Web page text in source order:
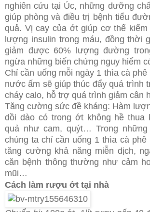
nghiên cứu tại Úc, những dưỡng
giúp phòng và điều trị bệnh tiểu
quả. Vị cay của ớt giúp cơ thể
lượng insulin trong máu, đồng thời
giảm được 60% lượng đường
ngừa những biến chứng nguy hiểm
Chỉ cần uống mỗi ngày 1 thìa cà
nước ấm sẽ giúp thúc đẩy quá trình
cháy calo, hỗ trợ quá trình giảm cân
Tăng cường sức đề kháng: Hàm
dồi dào có trong ớt không hề thua
quả như cam, quýt… Trong
chúng ta chỉ cần uống 1 thìa cà
tăng cường khả năng miễn dịch,
căn bệnh thông thường như cảm
mũi…
Cách làm rượu ớt tại nhà